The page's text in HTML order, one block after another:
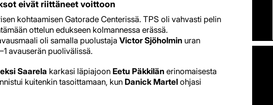
eivät riittäneet voittoon
kohtaamisen Gatorade Centerissä. TPS oli vahvasti pelin
ottelun edukseen kolmannessa erässä.
oli samalla puolustaja Victor Sjöholmin uran
avauserän puolivälissä.
Saarela karkasi läpiajoon Eetu Päkkilän erinomaisesta
kuitenkin tasoittamaan, kun Danick Martel ohjasi